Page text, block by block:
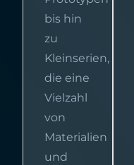
bis hin
zu
Kleinserien,
die eine
Vielzahl
von
Materialien
und